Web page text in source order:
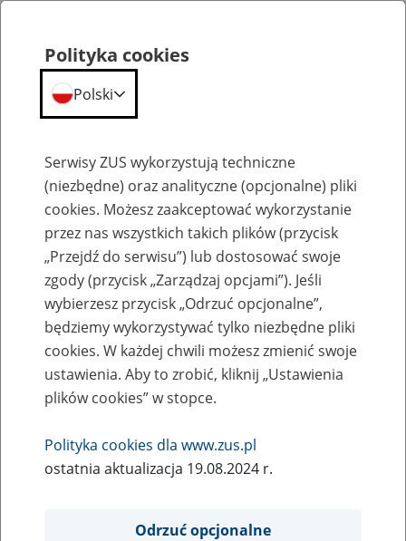
Rozliczenia na koncie płatnika
Rozliczenie konta płatnika składek
Polityka cookies
Polski
Serwisy ZUS wykorzystują techniczne
(niezbędne) oraz analityczne (opcjonalne) pliki
cookies. Możesz zaakceptować wykorzystanie
przez nas wszystkich takich plików (przycisk
„Przejdź do serwisu”) lub dostosować swoje
zgody (przycisk „Zarządzaj opcjami”). Jeśli
wybierzesz przycisk „Odrzuć opcjonalne”,
będziemy wykorzystywać tylko niezbędne pliki
cookies. W każdej chwili możesz zmienić swoje
ustawienia. Aby to zrobić, kliknij „Ustawienia
plików cookies” w stopce.
Polityka cookies dla www.zus.pl
ostatnia aktualizacja 19.08.2024 r.
Odrzuć opcjonalne